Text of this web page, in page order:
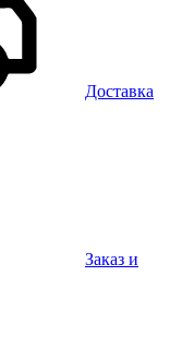
Доставка
Заказ и